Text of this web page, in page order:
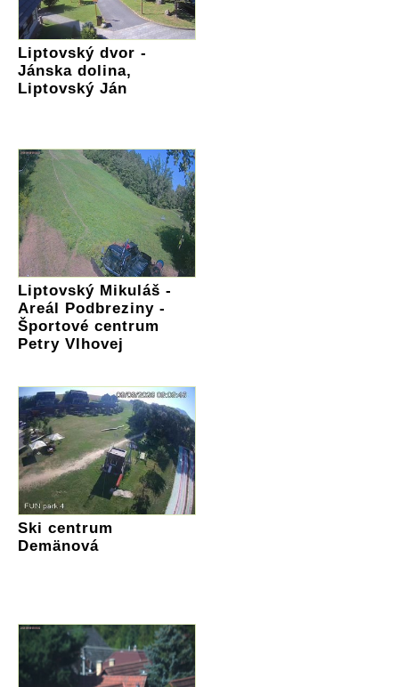
Liptovský dvor -
Jánska dolina,
Liptovský Ján
Liptovský Mikuláš -
Areál Podbreziny -
Športové centrum
Petry Vlhovej
Ski centrum
Demänová